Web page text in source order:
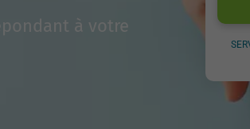
à votre